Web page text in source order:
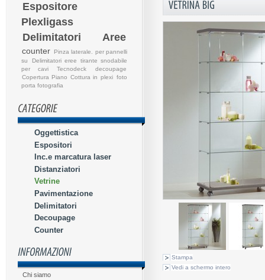
Espositore
Plexligass
Delimitatori Aree
counter
Pinza laterale. per pannelli
su
Delimitatori eree
tirante snodabile
per cavi
Tecnodeck
decoupage
Copertura Piano Cottura in plexi foto
porta fotografia
Oggettistica
Espositori
Inc.e marcatura laser
Distanziatori
Vetrine
Pavimentazione
Delimitatori
Decoupage
Counter
Chi siamo
Stampa
Vedi a schermo intero